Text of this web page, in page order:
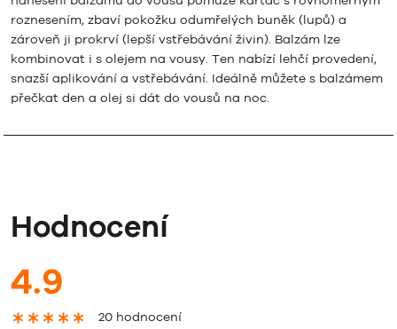
roznesením, zbaví pokožku odumřelých buněk (lupů) a
zároveň ji prokrví (lepší vstřebávání živin). Balzám lze
kombinovat i s olejem na vousy. Ten nabízí lehčí provedení,
snazší aplikování a vstřebávání. Ideálně můžete s balzámem
přečkat den a olej si dát do vousů na noc.
Hodnocení
4.9
20 hodnocení